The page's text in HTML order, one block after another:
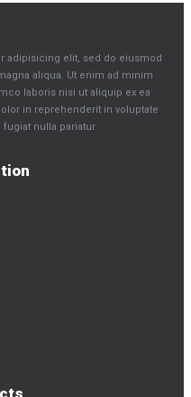
adipisicing elit, sed do eiusmod
aliqua. Ut enim ad minim
laboris nisi ut aliquip ex ea
in reprehenderit in voluptate
nulla pariatur.